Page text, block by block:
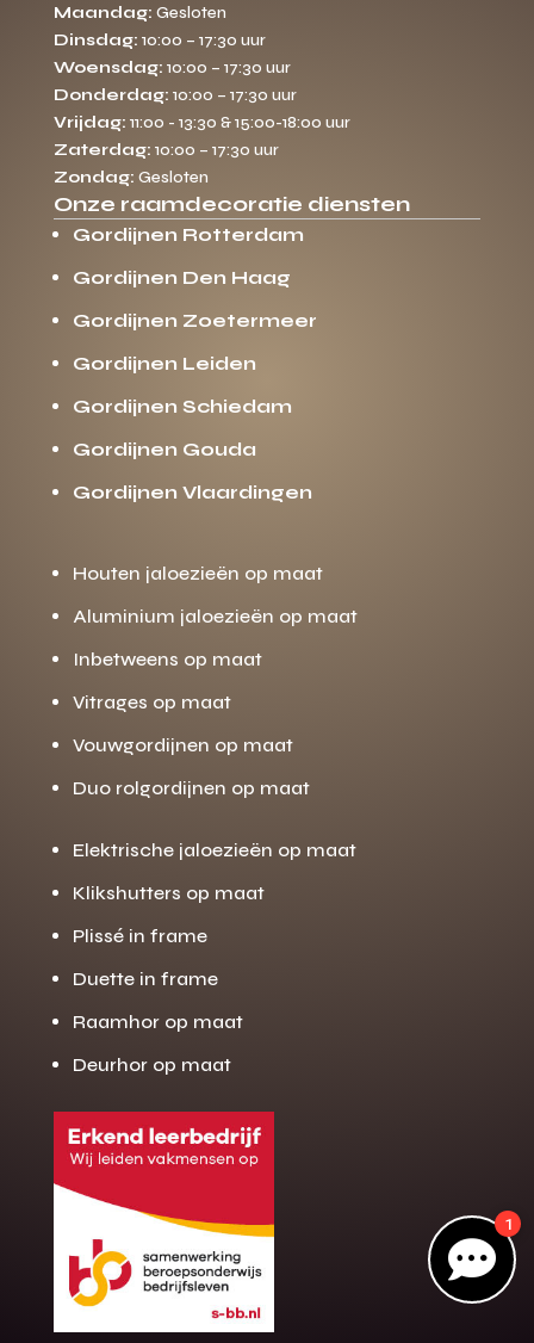
Gratis offerte
op maat?
Binnen 24 uur jouw gratis offerte
Wij werken landelijk
100+ stoffen
Gratis offerte
Direct bellen
Maandag: Gesloten
Dinsdag: 10:00 – 17:30 uur
Woensdag: 10:00 – 17:30 uur
Donderdag: 10:00 – 17:30 uur
Vrijdag: 11:00 - 13:30 & 15:00-18:00 uur
Zaterdag: 10:00 – 17:30 uur
Zondag: Gesloten
Onze raamdecoratie diensten
Gordijnen Rotterdam
Gordijnen Den Haag
Gordijnen Zoetermeer
Gordijnen Leiden
Gordijnen Schiedam
Gordijnen Gouda
Gordijnen Vlaardingen
Houten jaloezieën op maat
Aluminium jaloezieën op maat
Inbetweens op maat
Vitrages op maat
Vouwgordijnen op maat
Duo rolgordijnen op maat
Elektrische jaloezieën op maat
Klikshutters op maat
Plissé in frame
Duette in frame
Raamhor op maat
Deurhor op maat

1